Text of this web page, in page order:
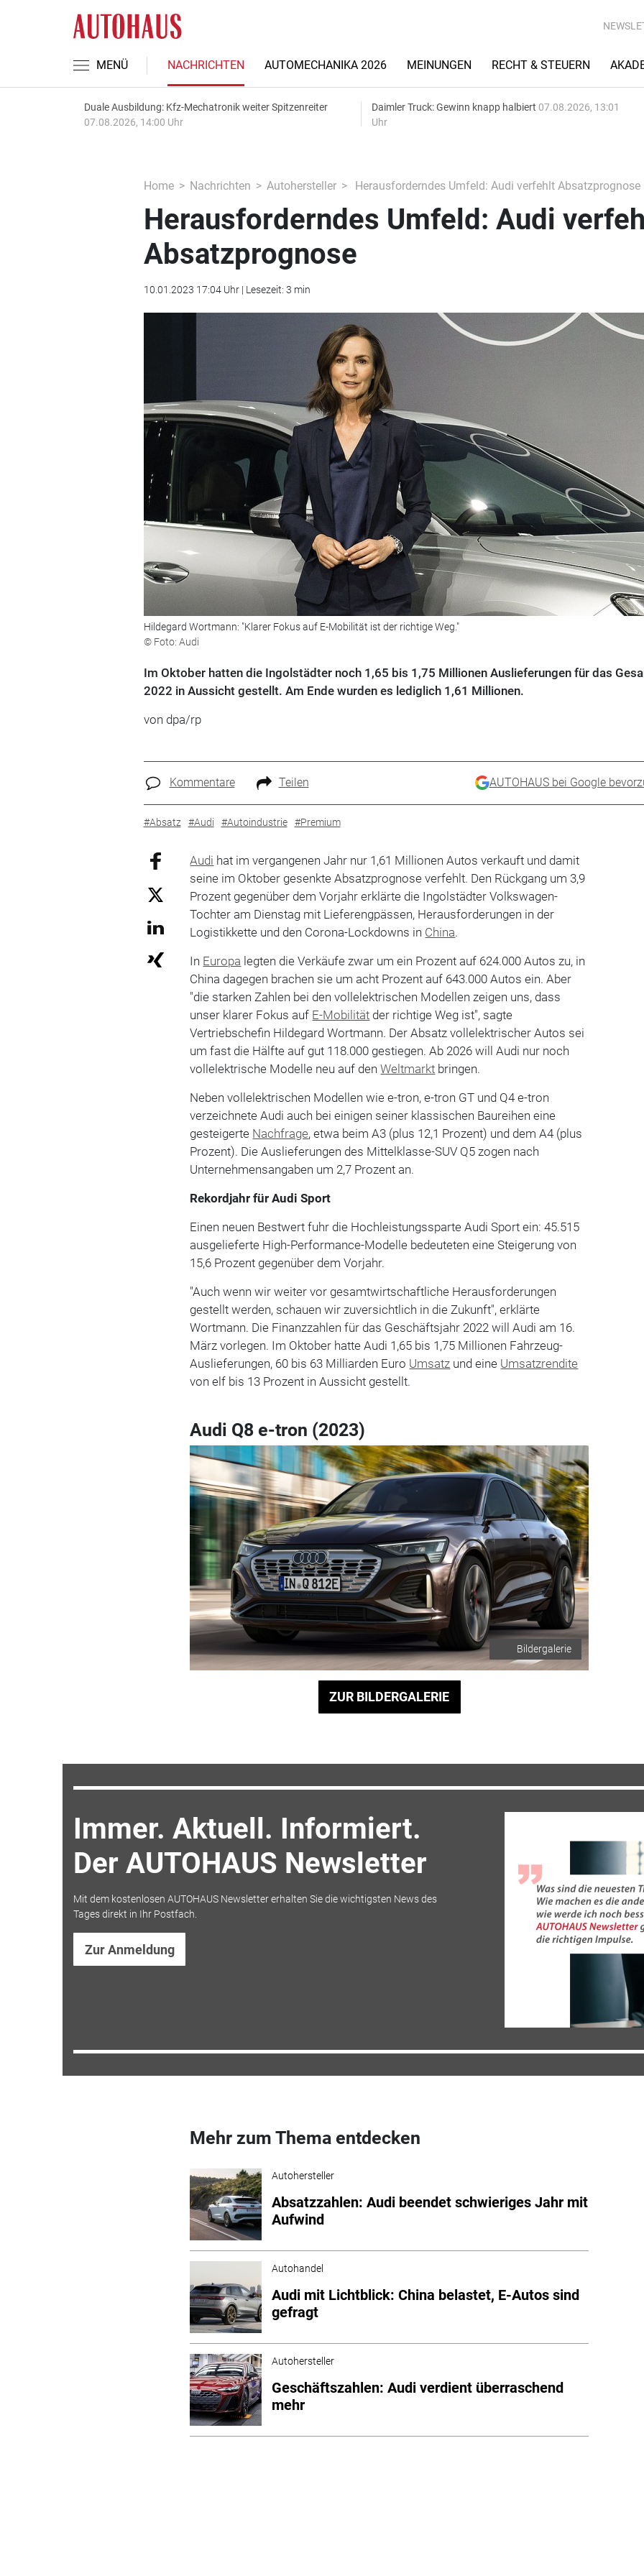
MENÜ NACHRICHTEN AUTOMECHANIKA 2026 MEINUNGEN RECHT & STEUERN
Duale Ausbildung: Kfz-Mechatronik weiter Spitzenreiter
07.08.2026, 14:00 Uhr
Daimler Truck: Gewinn knapp halbiert 07.08.2026, 13:01
Uhr
Home Nachrichten Autohersteller Herausforderndes Umfeld: Audi verfehlt Absatzprognose
Herausforderndes Umfeld: Audi
Absatzprognose
10.01.2023 17:04 Uhr | Lesezeit: 3 min
Hildegard Wortmann: "Klarer Fokus auf E-Mobilität ist der richtige Weg."
© Foto: Audi
Im Oktober hatten die Ingolstädter noch 1,65 bis 1,75 Millionen Auslieferungen für das
2022 in Aussicht gestellt. Am Ende wurden es lediglich 1,61 Millionen.
von dpa/rp
Kommentare Teilen AUTOHAUS bei Google
#Absatz #Audi #Autoindustrie #Premium
Audi hat im vergangenen Jahr nur 1,61 Millionen Autos verkauft und damit
seine im Oktober gesenkte Absatzprognose verfehlt. Den Rückgang um 3,9
Prozent gegenüber dem Vorjahr erklärte die Ingolstädter Volkswagen-
Tochter am Dienstag mit Lieferengpässen, Herausforderungen in der
Logistikkette und den Corona-Lockdowns in China.
In Europa legten die Verkäufe zwar um ein Prozent auf 624.000 Autos zu, in
China dagegen brachen sie um acht Prozent auf 643.000 Autos ein. Aber
"die starken Zahlen bei den vollelektrischen Modellen zeigen uns, dass
unser klarer Fokus auf E-Mobilität der richtige Weg ist", sagte
Vertriebschefin Hildegard Wortmann. Der Absatz vollelektrischer Autos sei
um fast die Hälfte auf gut 118.000 gestiegen. Ab 2026 will Audi nur noch
vollelektrische Modelle neu auf denWeltmarkt bringen.
Neben vollelektrischen Modellen wie e-tron, e-tron GT und Q4 e-tron
verzeichnete Audi auch bei einigen seiner klassischen Baureihen eine
gesteigerte Nachfrage, etwa beim A3 (plus 12,1 Prozent) und dem A4 (plus
Prozent). Die Auslieferungen des Mittelklasse-SUV Q5 zogen nach
Unternehmensangaben um 2,7 Prozent an.
Rekordjahr für Audi Sport
Einen neuen Bestwert fuhr die Hochleistungssparte Audi Sport ein: 45.515
ausgelieferte High-Performance-Modelle bedeuteten eine Steigerung von
15,6 Prozent gegenüber dem Vorjahr.
"Auch wenn wir weiter vor gesamtwirtschaftliche Herausforderungen
gestellt werden, schauen wir zuversichtlich in die Zukunft", erklärte
Wortmann. Die Finanzzahlen für das Geschäftsjahr 2022 will Audi am 16.
März vorlegen. Im Oktober hatte Audi 1,65 bis 1,75 Millionen Fahrzeug-
Auslieferungen, 60 bis 63 Milliarden Euro Umsatz und eine Umsatzrendite
von elf bis 13 Prozent in Aussicht gestellt.
Audi Q8 e-tron (2023)
Bildergalerie
ZUR BILDERGALERIE
Immer. Aktuell. Informiert.
Der AUTOHAUS Newsletter
Mit dem kostenlosen AUTOHAUS Newsletter erhalten Sie die wichtigsten News des
Tages direkt in Ihr Postfach.
Zur Anmeldung
Mehr zum Thema entdecken
Autohersteller
Absatzzahlen: Audi beendet schwieriges Jahr mit
Aufwind
Autohandel
Audi mit Lichtblick: China belastet, E-Autos sind
gefragt
Autohersteller
Geschäftszahlen: Audi verdient überraschend
mehr